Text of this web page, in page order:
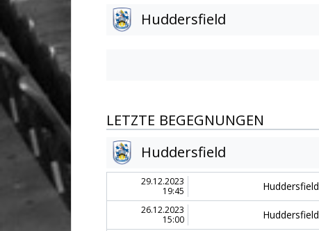
Huddersfield
LETZTE BEGEGNUNGEN
Huddersfield
29.12.2023
19:45
Huddersfield
26.12.2023
15:00
Huddersfield